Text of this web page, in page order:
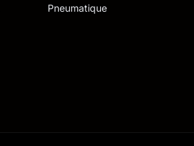
Pneumatique